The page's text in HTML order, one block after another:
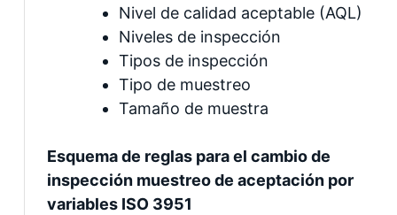
Nivel de calidad aceptable (AQL)
Niveles de inspección
Tipos de inspección
Tipo de muestreo
Tamaño de muestra
Esquema de reglas para el cambio de
inspección muestreo de aceptación por
variables ISO 3951